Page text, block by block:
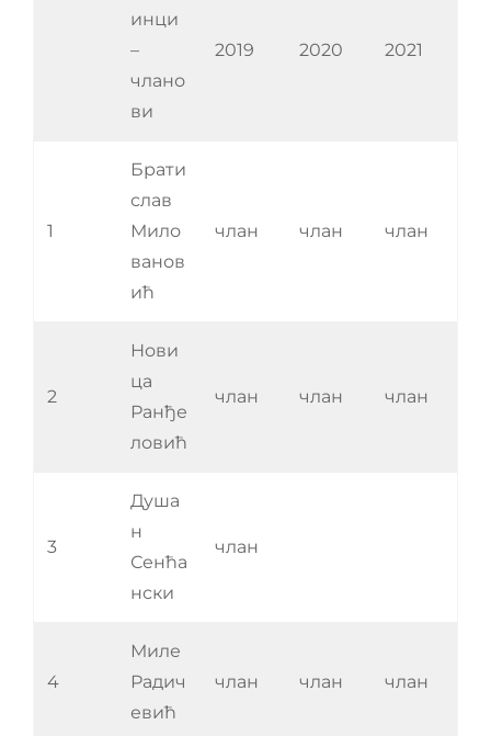
инци
–
члано
ви
2019 2020 2021
1
Брати
слав
Мило
ванов
ић
члан члан члан
2
Нови
ца
Ранђе
ловић
члан члан члан
3
Душа
н
Сенћа
нски
члан
4
Миле
Радич
евић
члан члан члан